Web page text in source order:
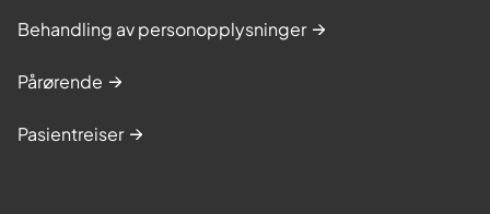
Behandling av personopplysninger
Pårørende
Pasientreiser